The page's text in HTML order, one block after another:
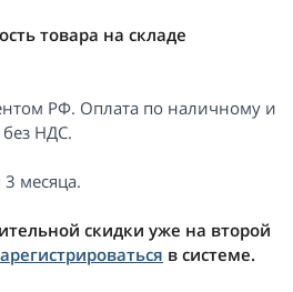
товара на складе
РФ. Оплата по наличному и
НДС.
месяца.
скидки уже на второй
в системе.